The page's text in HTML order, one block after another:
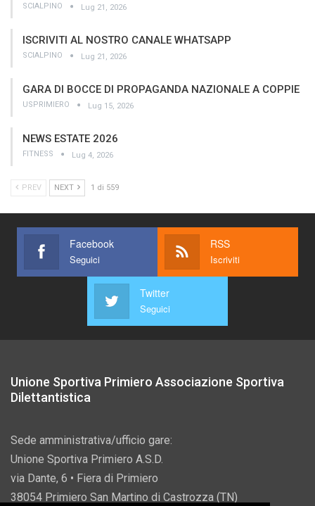
SCIALPINO Lug 21, 2026
ISCRIVITI AL NOSTRO CANALE WHATSAPP
SCIALPINO Lug 21, 2026
GARA DI BOCCE DI PROPAGANDA NAZIONALE A COPPIE
USPRIMIERO Lug 15, 2026
NEWS ESTATE 2026
FITNESS Lug 4, 2026
PREV NEXT 1 di 559
Facebook
Seguici
RSS
Iscriviti
Twitter
Seguici
Unione Sportiva Primiero Associazione Sportiva
Dilettantistica
Sede amministrativa/ufficio gare:
Unione Sportiva Primiero A.S.D.
via Dante, 6 • Fiera di Primiero
38054 Primiero San Martino di Castrozza (TN)